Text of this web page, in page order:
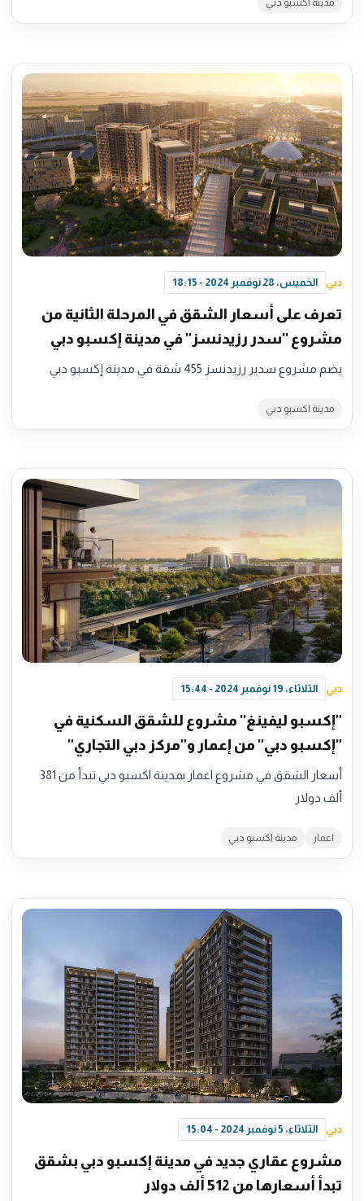
مدينة اكسبو دبي
دبي الخميس، 28 نوفمبر 2024 - 18:15
تعرف على أسعار الشقق في المرحلة الثانية من
مشروع "سدر رزيدنسز" في مدينة إكسبو دبي
يضم مشروع سدير رزيدنسز 455 شقة في مدينة إكسبو دبي
مدينة اكسبو دبي
دبي الثلاثاء، 19 نوفمبر 2024 - 15:44
"إكسبو ليفينغ" مشروع للشقق السكنية في
"إكسبو دبي" من إعمار و"مركز دبي التجاري"
أسعار الشقق في مشروع اعمار بمدينة اكسبو دبي تبدأ من 381
ألف دولار
اعمار مدينة اكسبو دبي
دبي الثلاثاء، 5 نوفمبر 2024 - 15:04
مشروع عقاري جديد في مدينة إكسبو دبي بشقق
تبدأ أسعارها من 512 ألف دولار